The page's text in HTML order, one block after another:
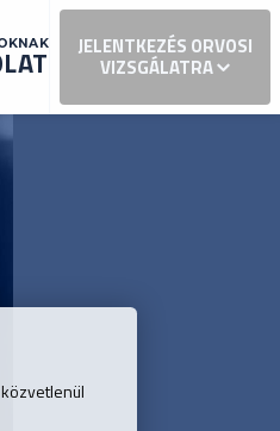
JELENTKEZÉS ORVOSI
VIZSGÁLATRA